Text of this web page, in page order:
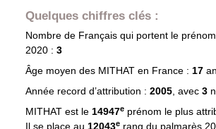
Quelques chiffres clés :
Nombre de Français qui portent le prénom
2020 : 3
Âge moyen des MITHATen France : 17
Année record d’attribution : 2005, avec 3
MITHAT est le 14947eprénom le plus
Il se place au 12043e rang du palmarès